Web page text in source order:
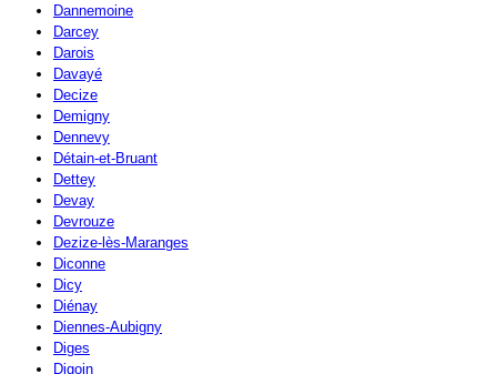
Dannemoine
Darcey
Darois
Davayé
Decize
Demigny
Dennevy
Détain-et-Bruant
Dettey
Devay
Devrouze
Dezize-lès-Maranges
Diconne
Dicy
Diénay
Diennes-Aubigny
Diges
Digoin